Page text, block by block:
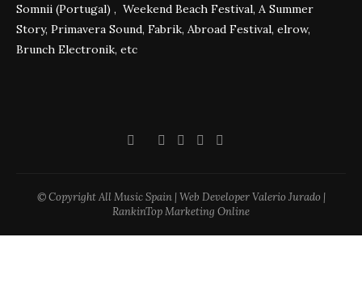
Somnii (Portugal) , Weekend Beach Festival, A Summer
Story, Primavera Sound, Fabrik, Abroad Festival, elrow,
Brunch Electronik, etc
© Copyright All Music Spain | Web Developer Valerio Jurado |
RankinTop Marketing Online